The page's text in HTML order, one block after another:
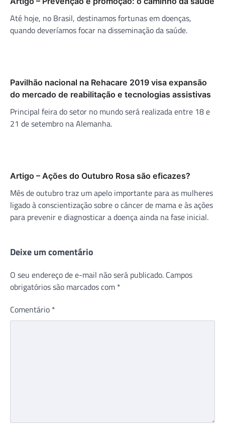
Até hoje, no Brasil, destinamos fortunas em doenças,
quando deveríamos focar na disseminação da saúde.
Pavilhão nacional na Rehacare 2019 visa expansão
do mercado de reabilitação e tecnologias assistivas
Principal feira do setor no mundo será realizada entre 18 e
21 de setembro na Alemanha.
Artigo – Ações do Outubro Rosa são eficazes?
Mês de outubro traz um apelo importante para as mulheres
ligado à conscientização sobre o câncer de mama e às ações
para prevenir e diagnosticar a doença ainda na fase inicial.
Deixe um comentário
O seu endereço de e-mail não será publicado. Campos
obrigatórios são marcados com *
Comentário *